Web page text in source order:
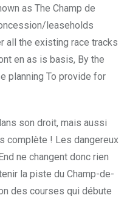
as The Champ de
leaseholds
all the existing race tracks
en as is basis, By the
planning To provide for
son droit, mais aussi
complète ! Les dangereux
ne changent donc rien
la piste du Champ-de-
des courses qui débute